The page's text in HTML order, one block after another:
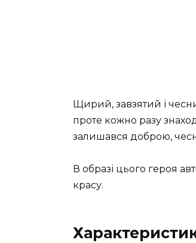
Щирий, завзятий і
проте кожно разу
залишався доброю,
В образі цього героя
красу.